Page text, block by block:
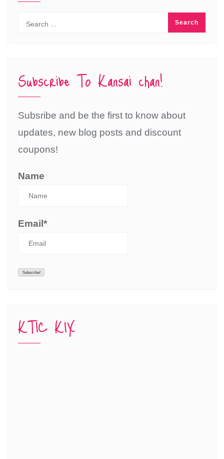
Subscribe To Kansai chan!
Subsribe and be the first to know about
updates, new blog posts and discount
coupons!
Name
Email*
KTIC KIX